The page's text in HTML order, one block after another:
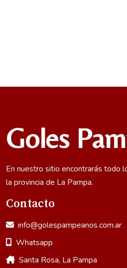
Goles
En nuestro sitio encontrarás todo
la provincia de La Pampa.
Contacto
info@golespampeanos.com.ar
Whatsapp
Santa Rosa, La Pampa